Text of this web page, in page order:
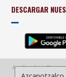
DESCARGAR
Av. Sendero